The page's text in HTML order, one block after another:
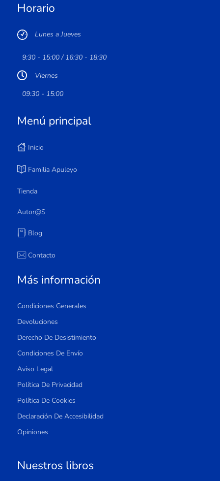
Horario
Lunes a Jueves
9:30 - 15:00 / 16:30 - 18:30
Viernes
09:30 - 15:00
Menú principal
Inicio
Familia Apuleyo
Tienda
Autor@s
Blog
Contacto
Más información
Condiciones Generales
Devoluciones
Derecho De Desistimiento
Condiciones De Envío
Aviso Legal
Política De Privacidad
Política De Cookies
Declaración De Accesibilidad
Opiniones
Nuestros libros